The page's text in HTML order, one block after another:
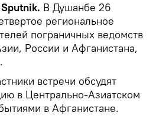
В Душанбе 26
региональное
пограничных ведомств
России и Афганистана,
встречи обсудят
в Центрально-Азиатском
в Афганистане.